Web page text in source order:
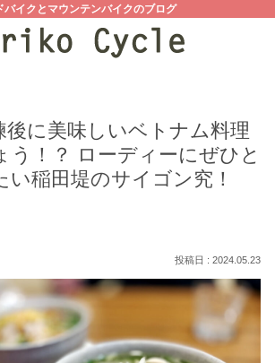
バイクとマウンテンバイクのブログ
後に美味しいベトナム料理
う！？ ローディーにぜひと
い稲田堤のサイゴン究！
2024.05.23